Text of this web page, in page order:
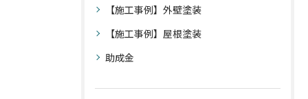
【施工事例】外壁塗装
【施工事例】屋根塗装
助成金